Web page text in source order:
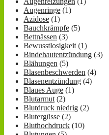
Augenringe (1)
Azidose (1)
Bauchkrämpfe (5)
Bettnässen (3)
Bewusstlosigkeit (1)
Bindehautentzündung (3)
Blähungen (5)
Blasenbeschwerden (4)
Blasenentzündung (4)
Blaues Auge (1)
Blutarmut (2)
Blutdruck niedrig (2)
Blutergüsse (2)
Bluthochdruck (10)